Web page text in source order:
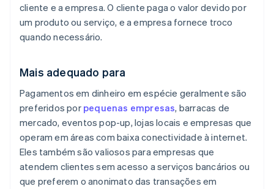
cliente e a empresa. O cliente paga o valor devido por
um produto ou serviço, e a empresa fornece troco
quando necessário.
Mais adequado para
Pagamentos em dinheiro em espécie geralmente são
preferidos por pequenas empresas, barracas de
mercado, eventos pop-up, lojas locais e empresas que
operam em áreas com baixa conectividade à internet.
Eles também são valiosos para empresas que
atendem clientes sem acesso a serviços bancários ou
que preferem o anonimato das transações em